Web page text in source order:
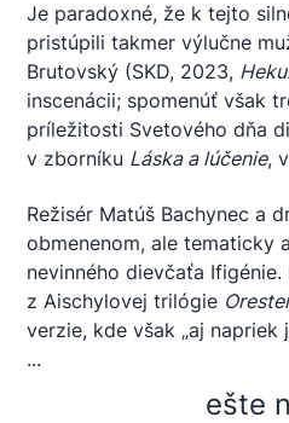
Je paradoxné, že k tejto
pristúpili takmer výlučne
Brutovský (SKD, 2023,
inscenácii; spomenúť však
príležitosti Svetového dňa
v zborníku Láska a lúčenie,
Režisér Matúš Bachynec a
obmenenom, ale tematicky
nevinného dievčaťa
z Aischylovej trilógie
verzie, kde však „aj
...
ešte